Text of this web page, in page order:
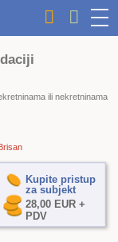
ili nekretninama
Kupite pristup
za subjekt
28,00 EUR +
PDV